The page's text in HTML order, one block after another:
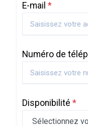
E-mail *
Numéro de
Disponibilité *